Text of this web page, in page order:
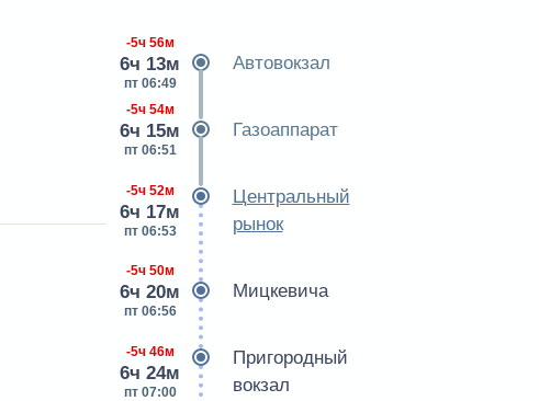
-5ч 56м
6ч 13м
пт 06:49
Автовокзал
-5ч 54м
6ч 15м
пт 06:51
Газоаппарат
-5ч 52м
6ч 17м
пт 06:53
Центральный
рынок
-5ч 50м
6ч 20м
пт 06:56
Мицкевича
-5ч 46м
6ч 24м
пт 07:00
Пригородный
вокзал